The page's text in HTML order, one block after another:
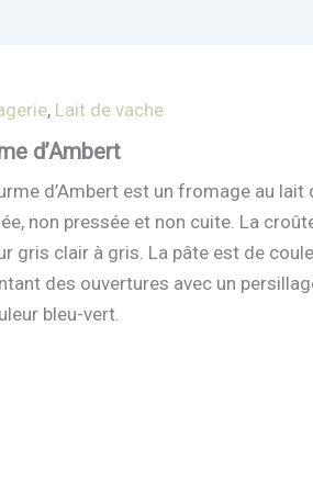
, Lait de vache
d’Ambert
d’Ambert est un fromage au lait
non pressée et non cuite. La
gris clair à gris. La pâte est de
des ouvertures avec un
bleu-vert.